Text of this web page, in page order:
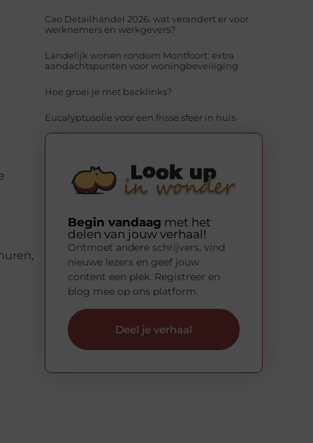
Cao Detailhandel 2026: wat verandert er voor
werknemers en werkgevers?
Landelijk wonen rondom Montfoort: extra
aandachtspunten voor woningbeveiliging
Hoe groei je met backlinks?
Eucalyptusolie voor een frisse sfeer in huis
Begin vandaag met het
delen van jouw verhaal!
Ontmoet andere schrijvers, vind
nieuwe lezers en geef jouw
content een plek. Registreer en
blog mee op ons platform.
Deel je verhaal